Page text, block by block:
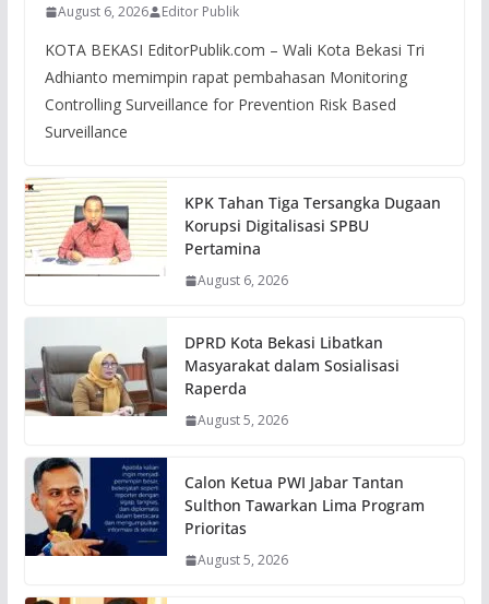
August 6, 2026 Editor Publik
KOTA BEKASI EditorPublik.com – Wali Kota Bekasi Tri
Adhianto memimpin rapat pembahasan Monitoring
Controlling Surveillance for Prevention Risk Based
Surveillance
KPK Tahan Tiga Tersangka Dugaan
Korupsi Digitalisasi SPBU
Pertamina
August 6, 2026
DPRD Kota Bekasi Libatkan
Masyarakat dalam Sosialisasi
Raperda
August 5, 2026
Calon Ketua PWI Jabar Tantan
Sulthon Tawarkan Lima Program
Prioritas
August 5, 2026